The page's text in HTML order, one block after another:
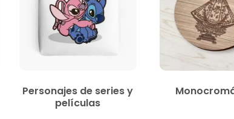
Personajes de series y
películas